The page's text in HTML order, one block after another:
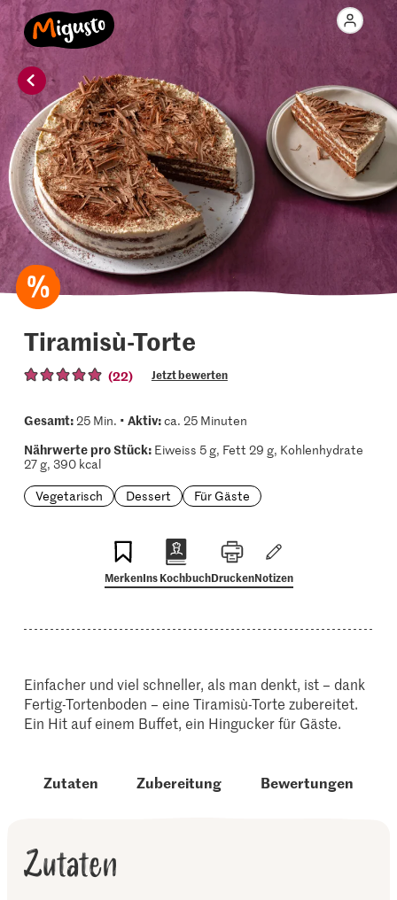
Tiramisù-Torte
(22) Jetzt bewerten
Gesamt:25 Min. • Aktiv:ca. 25 Minuten
Nährwerte pro Stück:Eiweiss 5 g, Fett 29 g, Kohlenhydrate
27 g, 390 kcal
Vegetarisch
Dessert Für Gäste
MerkenIns KochbuchDruckenNotizen
Einfacher und viel schneller, als man denkt, ist – dank
Fertig-Tortenboden – eine Tiramisù-Torte zubereitet.
Ein Hit auf einem Buffet, ein Hingucker für Gäste.
Zutaten Zubereitung Bewertungen
Zutaten